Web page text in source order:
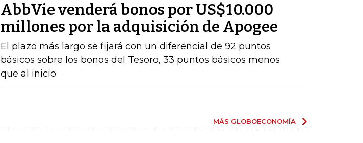
AbbVie venderá bonos por US$10.000
millones por la adquisición de Apogee
El plazo más largo se fijará con un diferencial de 92 puntos
básicos sobre los bonos del Tesoro, 33 puntos básicos menos
que al inicio
MÁS GLOBOECONOMÍA